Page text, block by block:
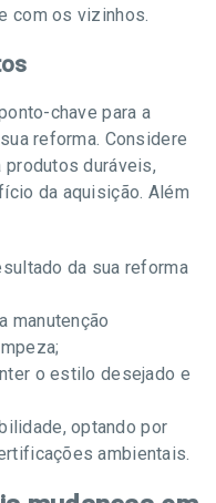
com os vizinhos.
chave para a
reforma. Considere
duráveis,
da aquisição. Além
da sua reforma
manutenção
o estilo desejado e
optando por
ambientais.